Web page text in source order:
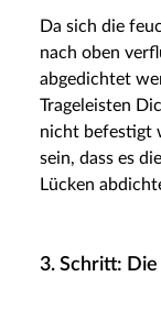
Da sich die
nach oben
abgedichtet
Trageleisten
nicht befestigt
sein, dass es
Lücken
3. Schritt: